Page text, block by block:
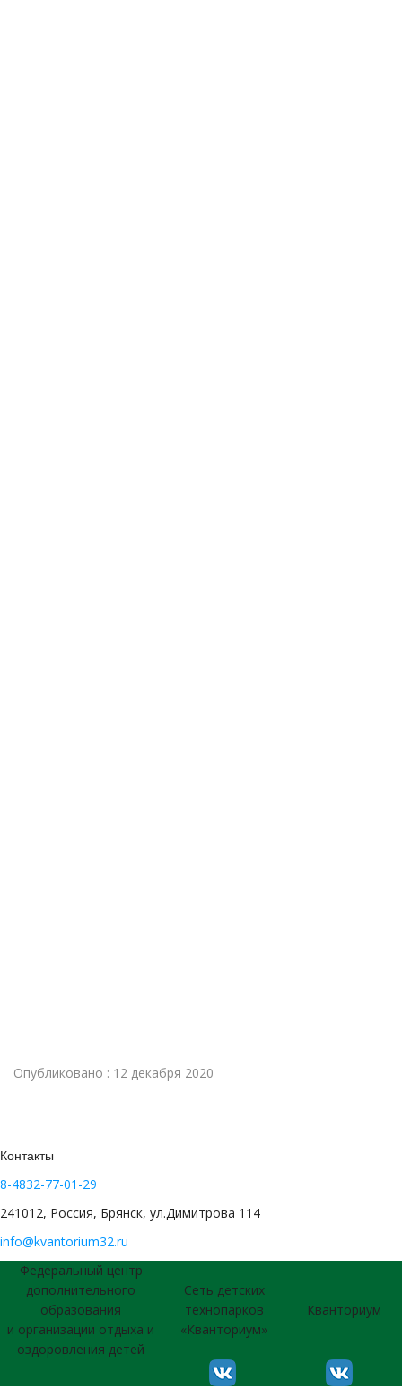
Опубликовано : 12 декабря 2020
Контакты
8-4832-77-01-29
241012, Россия, Брянск, ул.Димитрова 114
info@kvantorium32.ru
Федеральный центр
дополнительного
образования
и организации отдыха и
оздоровления детей
Сеть детских
технопарков
«Кванториум»
Кванториум